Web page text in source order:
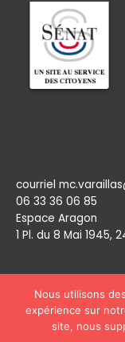
courriel
06 33 36 06 85
Espace Aragon
1 Pl. du 8 Mai 1945,
Nous utilisons
expérience sur
site, nous